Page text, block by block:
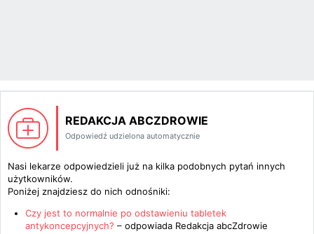
REDAKCJA ABCZDROWIE
Odpowiedź udzielona automatycznie
Nasi lekarze odpowiedzieli już na kilka podobnych pytań innych
użytkowników.
Poniżej znajdziesz do nich odnośniki:
Czy jest to normalnie po odstawieniu tabletek
antykoncepcyjnych? – odpowiada Redakcja abcZdrowie